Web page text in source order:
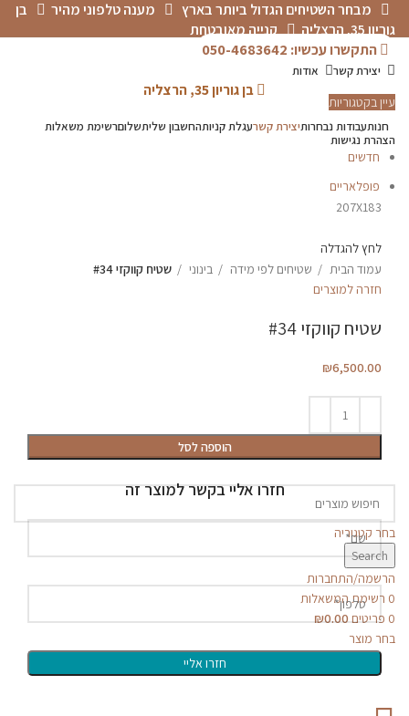
מבחר השטיחים הגדול ביותר בארץ מענה טלפוני מהיר
בן
גוריון 35, הרצליה
קנייה מאובטחת
התקשרו עכשיו: 050-4683642
יצירת קשר אודות
בן גוריון 35, הרצליה
בחר קטגוריה
Search
הרשמה/התחברות
0 רשימת המשאלות
0 פריטים ₪0.00
בחר מוצר
עיין בקטגוריות
חנותעבודות נבחרותיצירת קשרעגלת קניותהחשבון שליתשלוםרשימת משאלות
הצהרת נגישות
חדשים
פופלאריים
207X183
לחץ להגדלה
עמוד הבית
שטיחים לפי מידה בינוני
שטיח קווקזי #34
חזרה למוצרים
שטיח קווקזי #34
₪6,500.00
הוספה לסל
חזרו אליי בקשר למוצר זה